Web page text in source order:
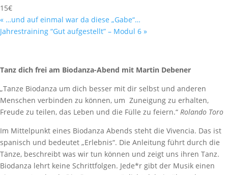
15€
« …und auf einmal war da diese „Gabe“…
Jahrestraining “Gut aufgestellt” – Modul 6 »
Tanz dich frei am Biodanza-Abend mit Martin Debener
„Tanze Biodanza um dich besser mit dir selbst und anderen
Menschen verbinden zu können, um Zuneigung zu erhalten,
Freude zu teilen, das Leben und die Fülle zu feiern.“ Rolando Toro
Im Mittelpunkt eines Biodanza Abends steht die Vivencia. Das ist
spanisch und bedeutet „Erlebnis“. Die Anleitung führt durch die
Tänze, beschreibt was wir tun können und zeigt uns ihren Tanz.
Biodanza lehrt keine Schrittfolgen. Jede*r gibt der Musik einen